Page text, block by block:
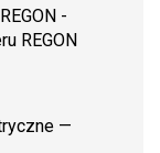
-
REGON
—